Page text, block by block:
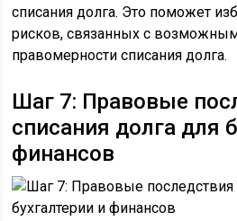
списания долга. Это поможет
рисков, связанных с
правомерности списания долга.
Шаг 7: Правовые
списания долга для
финансов